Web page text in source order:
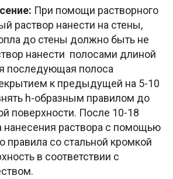
При помощи растворного
раствор нанести на стены,
до стены должно быть не
нанести полосами длиной
последующая полоса
к предыдущей на 5-10
h-образным правилом до
поверхности. После 10-18
нанесения раствора с помощью
правила со стальной кромкой
в соответствии с